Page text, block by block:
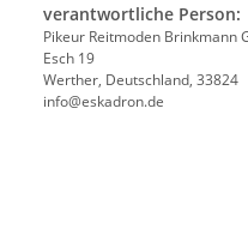
verantwortliche Person:
Pikeur Reitmoden Brinkmann
Esch 19
Werther, Deutschland, 33824
info@eskadron.de